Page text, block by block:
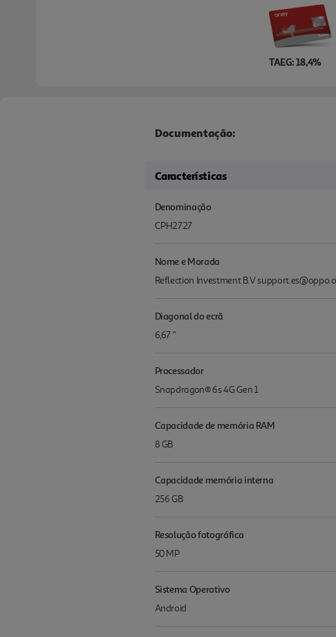
TAEG: 18,4%
Documentação:
Características
Denominação
CPH2727
Nome e Morada
Reflection Investment B.V
Diagonal do ecrã
6,67 "
Processador
Snapdragon® 6s 4G Gen 1
Capacidade de memória RAM
8 GB
Capacidade memória interna
256 GB
Resolução fotográfica
50 MP
Sistema Operativo
Android